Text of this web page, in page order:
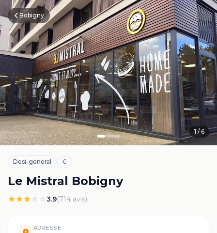
Bobigny
1 / 6
Desi-general €
Le Mistral Bobigny
3.9(714 avis)
ADRESSE